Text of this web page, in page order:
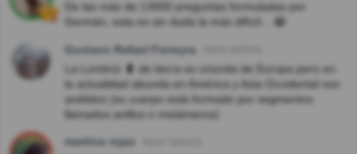
De las más de 13000 preguntas formuladas por
Germán, esta es sin duda la más difícil... 😂
Gustavo Rafael Ferreyra
La Lombriz 🐛 de tierra es oriunda de Europa pero en
la actualidad abunda en América y Asia Occidental son
anélidos (su cuerpo está formado por segmentos
llamados anillos o metámeros)
martina rojas